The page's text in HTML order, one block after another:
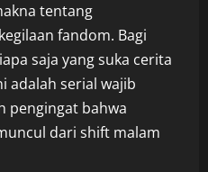
tentang
fandom. Bagi
saja yang suka cerita
adalah serial wajib
bahwa
dari shift malam